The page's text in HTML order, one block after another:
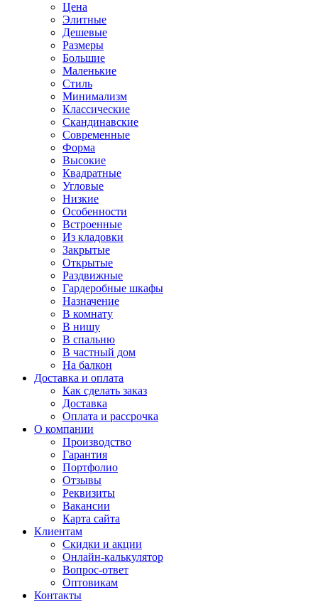
Цена
Элитные
Дешевые
Размеры
Большие
Маленькие
Стиль
Минимализм
Классические
Скандинавские
Современные
Форма
Высокие
Квадратные
Угловые
Низкие
Особенности
Встроенные
Из кладовки
Закрытые
Открытые
Раздвижные
Гардеробные шкафы
Назначение
В комнату
В нишу
В спальню
В частный дом
На балкон
Доставка и оплата
Как сделать заказ
Доставка
Оплата и рассрочка
О компании
Производство
Гарантия
Портфолио
Отзывы
Реквизиты
Вакансии
Карта сайта
Клиентам
Скидки и акции
Онлайн-калькулятор
Вопрос-ответ
Оптовикам
Контакты